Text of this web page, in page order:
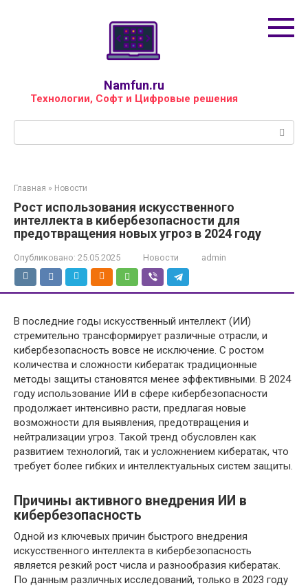
Namfun.ru
Технологии, Софт и Цифровые решения
Главная » Новости
Рост использования искусственного
интеллекта в кибербезопасности для
предотвращения новых угроз в 2024 году
Опубликовано: 25.05.2025 Новости admin
В последние годы искусственный интеллект (ИИ)
стремительно трансформирует различные отрасли, и
кибербезопасность вовсе не исключение. С ростом
количества и сложности кибератак традиционные
методы защиты становятся менее эффективными. В 2024
году использование ИИ в сфере кибербезопасности
продолжает интенсивно расти, предлагая новые
возможности для выявления, предотвращения и
нейтрализации угроз. Такой тренд обусловлен как
развитием технологий, так и усложнением кибератак, что
требует более гибких и интеллектуальных систем защиты.
Причины активного внедрения ИИ в
кибербезопасность
Одной из ключевых причин быстрого внедрения
искусственного интеллекта в кибербезопасность
является резкий рост числа и разнообразия кибератак.
По данным различных исследований, только в 2023 году